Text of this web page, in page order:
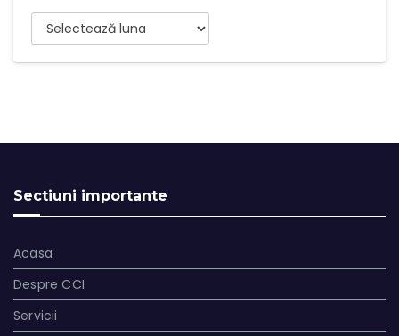
Arhive
Sectiuni importante
Acasa
Despre CCI
Servicii